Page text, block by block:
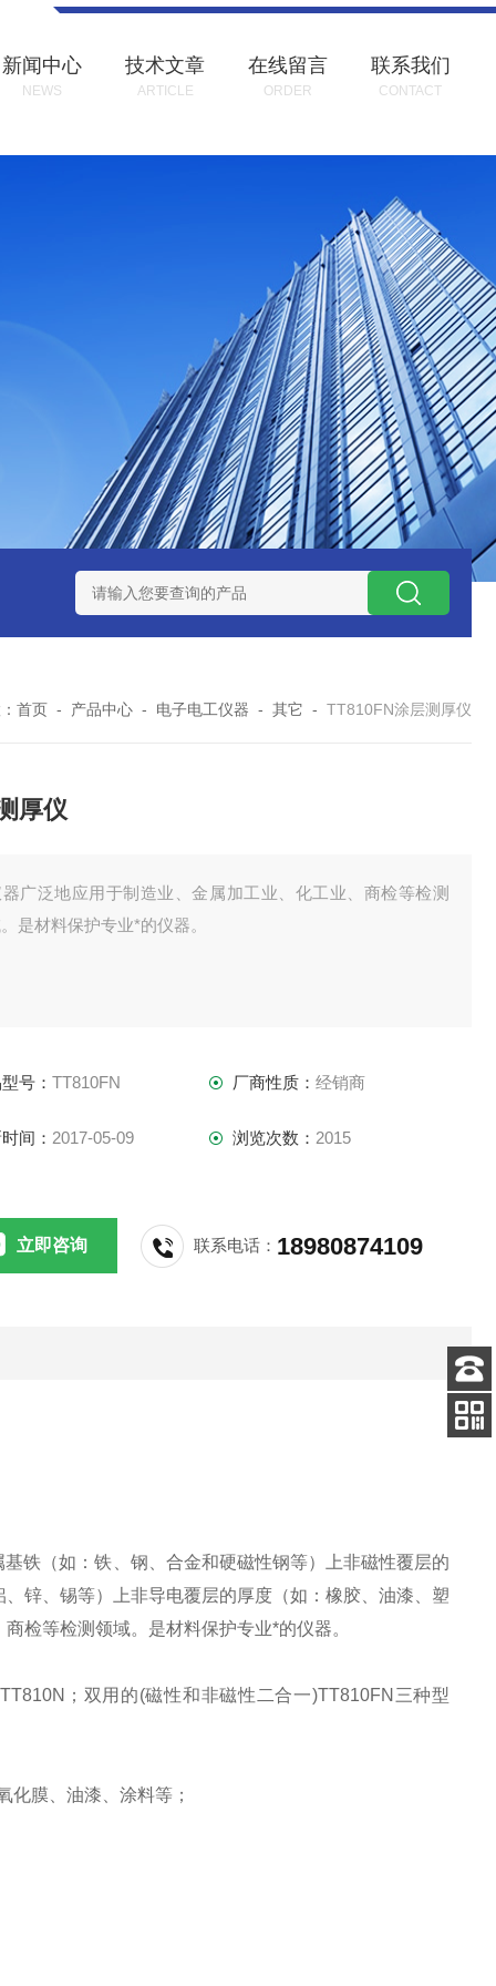
新闻中心
NEWS
技术文章
ARTICLE
在线留言
ORDER
联系我们
CONTACT
GAXT手持式单一气体检测仪 加拿大BW
首页 - 产品中心 - 电子电工仪器 - 其它 - TT810FN涂层测厚仪
厚仪
广泛地应用于制造业、金属加工业、化工业、商检等检测
是材料保护专业*的仪器。
号：TT810FN 厂商性质： 经销商
间： 2017-05-09 浏览次数： 2015
立即咨询 联系电话： 18980874109
铁（如：铁、钢、合金和硬磁性钢等）上非磁性覆层的
锌、锡等）上非导电覆层的厚度（如：橡胶、油漆、塑
检等检测领域。是材料保护专业*的仪器。
；双用的(磁性和非磁性二合一)TT810FN三种型
化膜、油漆、涂料等；
客服
电话